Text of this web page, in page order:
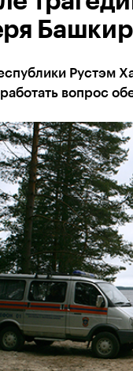
Рустэм
вопрос